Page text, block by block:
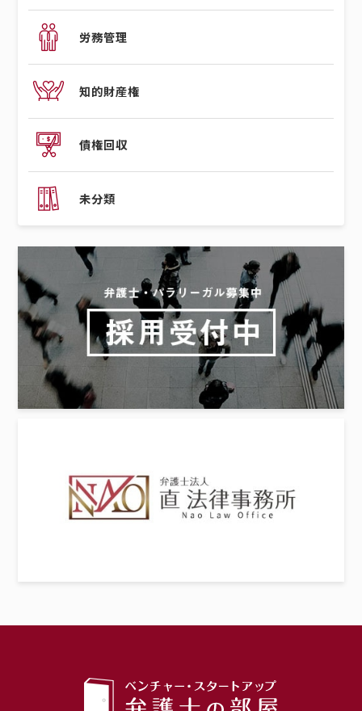
労務管理
知的財産権
債権回収
未分類